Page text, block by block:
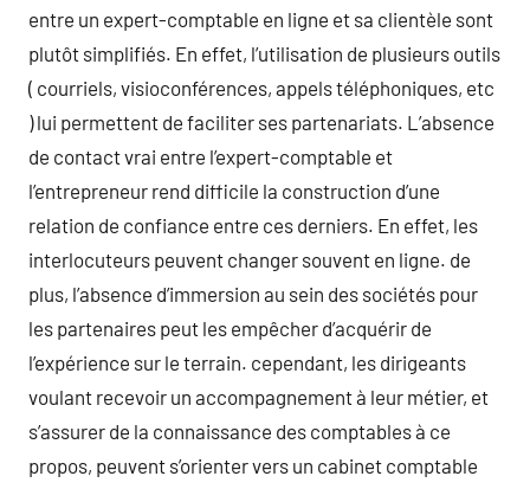
entre un expert-comptable en ligne et sa clientèle sont
plutôt simplifiés. En effet, l’utilisation de plusieurs outils
( courriels, visioconférences, appels téléphoniques, etc
) lui permettent de faciliter ses partenariats. L’absence
de contact vrai entre l’expert-comptable et
l’entrepreneur rend difficile la construction d’une
relation de confiance entre ces derniers. En effet, les
interlocuteurs peuvent changer souvent en ligne. de
plus, l’absence d’immersion au sein des sociétés pour
les partenaires peut les empêcher d’acquérir de
l’expérience sur le terrain. cependant, les dirigeants
voulant recevoir un accompagnement à leur métier, et
s’assurer de la connaissance des comptables à ce
propos, peuvent s’orienter vers un cabinet comptable